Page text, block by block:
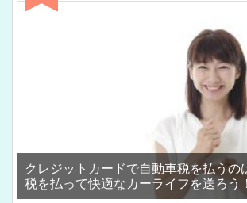
クレジットカードで自動車税を払うの
税を払って快適なカーライフを送ろう！